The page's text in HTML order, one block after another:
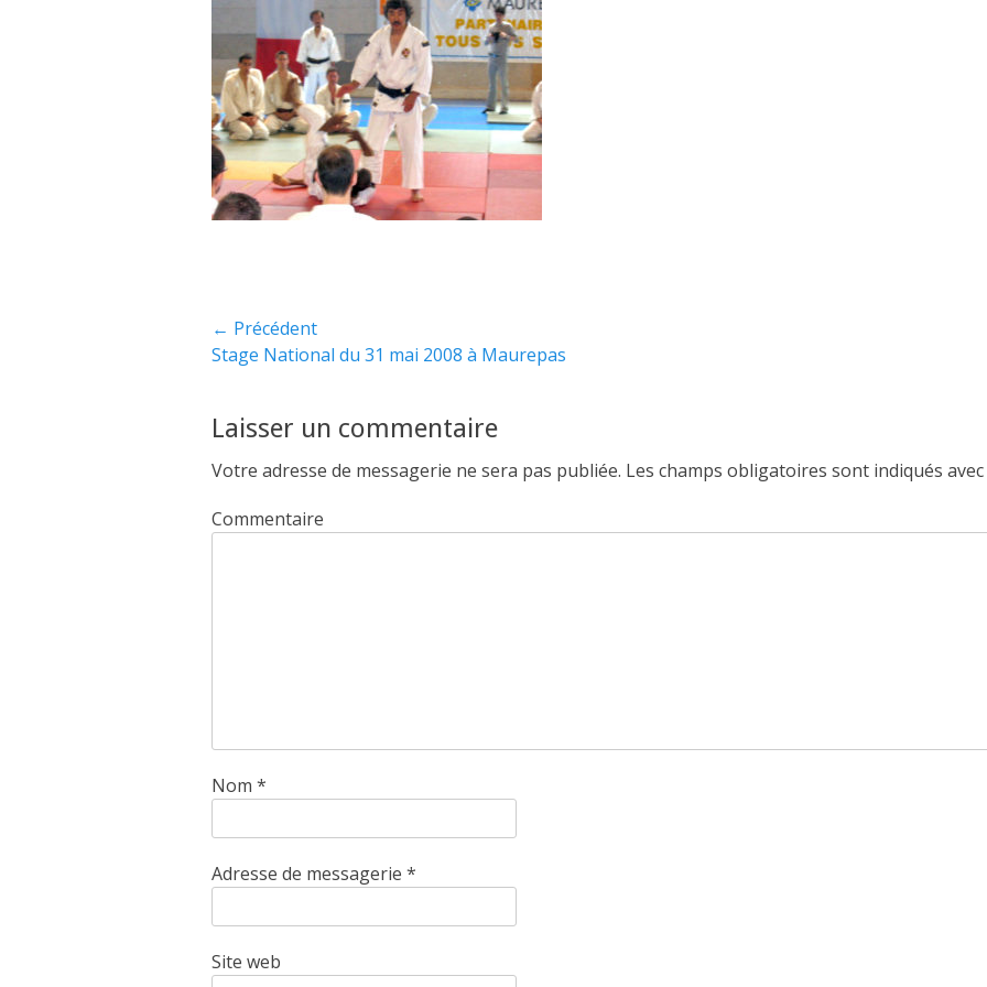
d
o
n
r
Navigation
de
l’article
← Précédent
Article
Stage National du 31 mai 2008 à Maurepas
Laisser un commentaire
Votre adresse de messagerie ne sera pas publiée. Les champs obligatoires sont indiqués avec
Commentaire
Nom *
Adresse de messagerie *
Site web